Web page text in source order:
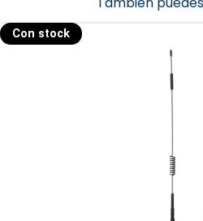
Con stock